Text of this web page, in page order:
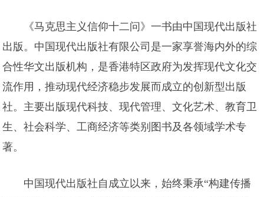
《马克思主义信仰十二问》一书由中国现代出版社
出版。中国现代出版社有限公司是一家享誉海内外的综
合性华文出版机构，是香港特区政府为发挥现代文化交
流作用，推动现代经济稳步发展而成立的创新型出版
社。主要出版现代科技、现代管理、文化艺术、教育卫
生、社会科学、工商经济等类别图书及各领域学术专
著。
中国现代出版社自成立以来，始终秉承“构建传播